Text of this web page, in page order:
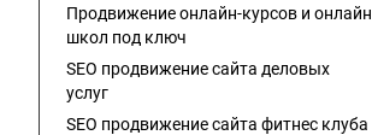
Продвижение онлайн-курсов и онлайн
школ под ключ
SEO продвижение сайта деловых
услуг
SEO продвижение сайта фитнес клуба